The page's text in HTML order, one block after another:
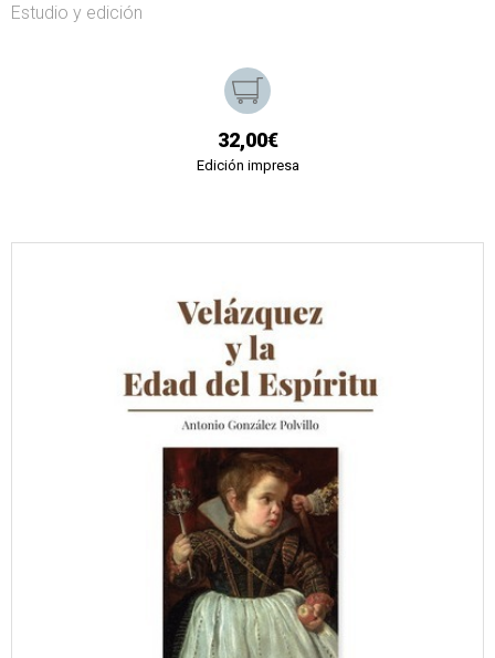
Estudio y edición
32,00€
Edición impresa